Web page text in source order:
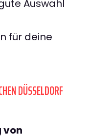
Auswahl
für deine
DÜSSELDORF
von